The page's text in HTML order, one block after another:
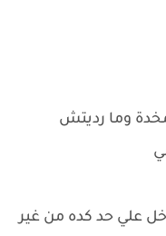
وما رديتش
علي حد كده من غير